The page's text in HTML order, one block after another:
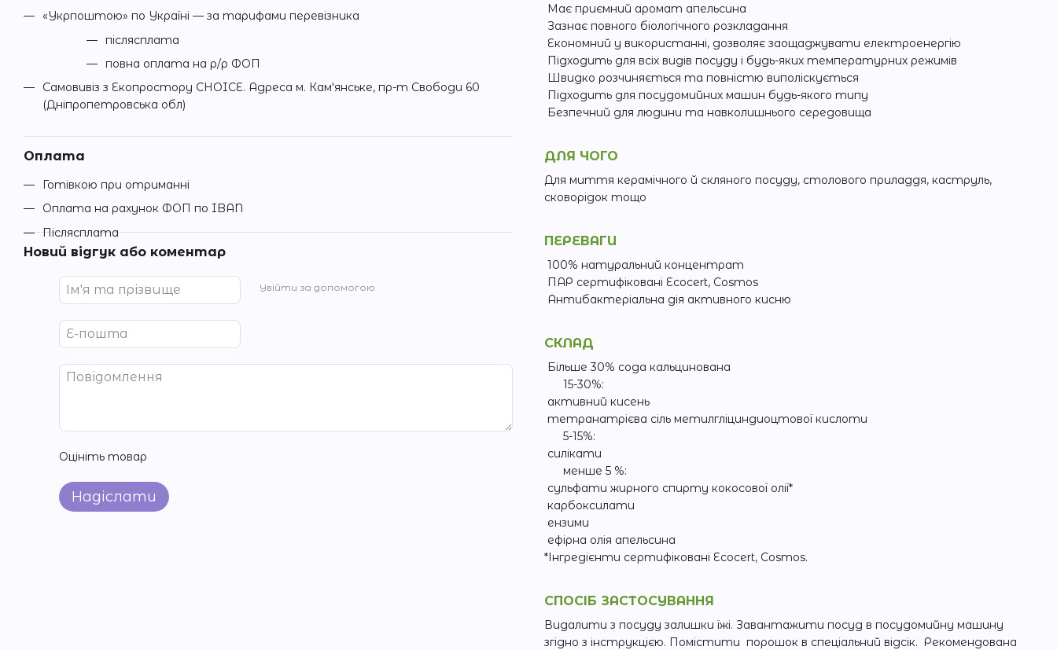
«Укрпоштою» по Україні — за тарифами перевізника
післясплата
повна оплата на р/р ФОП
Самовивіз з Екопростору CHOICE. Адреса м. Кам'янське, пр-т Свободи 60
(Дніпропетровська обл)
Оплата
Готівкою при отриманні
Оплата на рахунок ФОП по IBAN
Післясплата
Новий відгук або коментар
Увійти за допомогою
Оцініть товар
Надіслати
Має приємний аромат апельсина
Зазнає повного біологічного розкладання
Економний у використанні, дозволяє заощаджувати електроенергію
Підходить для всіх видів посуду і будь-яких температурних режимів
Швидко розчиняється та повністю виполіскується
Підходить для посудомийних машин будь-якого типу
Безпечний для людини та навколишнього середовища
ДЛЯ ЧОГО
Для миття керамічного й скляного посуду, столового приладдя, каструль,
сковорідок тощо
ПЕРЕВАГИ
100% натуральний концентрат
ПАР сертифіковані Ecocert, Cosmos
Антибактеріальна дія активного кисню
СКЛАД
Більше 30% сода кальцинована
15-30%:
активний кисень
тетранатрієва сіль метилгліциндиоцтової кислоти
5-15%:
силікати
менше 5 %:
сульфати жирного спирту кокосової олії*
карбоксилати
ензими
ефірна олія апельсина
*Інгредієнти сертифіковані Ecocert, Cosmos.
СПОСІБ ЗАСТОСУВАННЯ
Видалити з посуду залишки їжі. Завантажити посуд в посудомийну машину
згідно з інструкцією. Помістити порошок в спеціальний відсік. Рекомендована